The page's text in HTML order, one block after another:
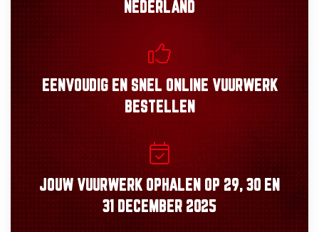
NEDERLAND
EENVOUDIGEN SNEL ONLINE VUURWERK
BESTELLEN
JOUW VUURWERK OPHALEN OP 29, 30 EN
31 DECEMBER 2025